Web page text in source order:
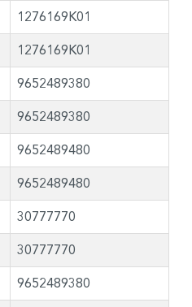
1276169K01
1276169K01
9652489380
9652489380
9652489480
9652489480
30777770
30777770
9652489380